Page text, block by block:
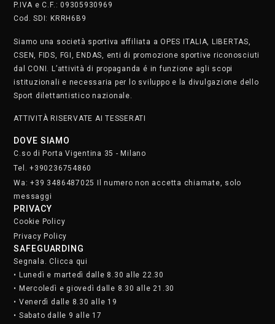
P.IVA e C.F.: 09305930969
Cod. SDI: KRRH6B9
Siamo una società sportiva affiliata a OPES ITALIA, LIBERTAS,
CSEN, FIDS, FGI, ENDAS, enti di promozione sportive riconosciuti
dal CONI. L’attività di propaganda é in funzione agli scopi
istituzionali e necessaria per lo sviluppo e la divulgazione dello
Sport dilettantistico nazionale.
ATTIVITÀ RISERVATE AI TESSERATI
DOVE SIAMO
C.so di Porta Vigentina 35 - Milano
Tel. +390236754860
Wa: +39 3486487025 Il numero non accetta chiamate, solo
messaggi
PRIVACY
Cookie Policy
Privacy Policy
SAFEGUARDING
Segnala. Clicca qui
• Lunedì e martedì dalle 8.30 alle 22.30
• Mercoledì e giovedì dalle 8.30 alle 21.30
• Venerdì dalle 8.30 alle 19
• Sabato dalle 9 alle 17